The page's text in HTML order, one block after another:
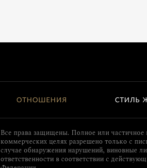
ОТНОШЕНИЯ СТИЛЬ
Все права защищены. Полное или частичное
коммерческих целях разрешено только с
случае обнаружения нарушений, виновные
ответственности в соответствии с